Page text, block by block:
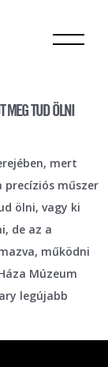
MEG TUD ÖLNI
mert
precíziós műszer
ölni, vagy ki
de az a
működni
Múzeum
legújabb